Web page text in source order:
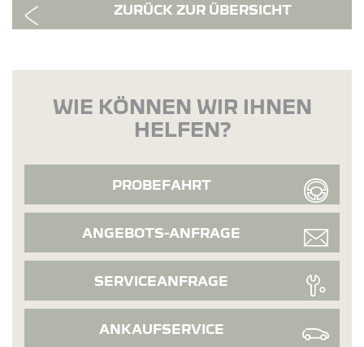
ZURÜCK ZUR ÜBERSICHT
WIE KÖNNEN WIR IHNEN
HELFEN?
PROBEFAHRT
ANGEBOTS-ANFRAGE
SERVICEANFRAGE
ANKAUFSERVICE